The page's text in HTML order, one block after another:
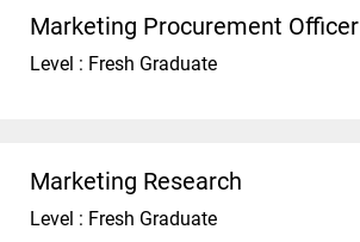
Marketing Procurement Officer
Level : Fresh Graduate
Marketing Research
Level : Fresh Graduate